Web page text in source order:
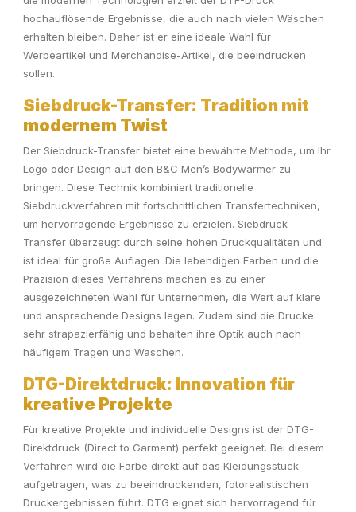
hochauflösende Ergebnisse, die auch nach vielen Wäschen
erhalten bleiben. Daher ist er eine ideale Wahl für
Werbeartikel und Merchandise-Artikel, die beeindrucken
sollen.
Siebdruck-Transfer: Tradition mit
modernem Twist
Der Siebdruck-Transfer bietet eine bewährte Methode, um Ihr
Logo oder Design auf den B&C Men’s Bodywarmer zu
bringen. Diese Technik kombiniert traditionelle
Siebdruckverfahren mit fortschrittlichen Transfertechniken,
um hervorragende Ergebnisse zu erzielen. Siebdruck-
Transfer überzeugt durch seine hohen Druckqualitäten und
ist ideal für große Auflagen. Die lebendigen Farben und die
Präzision dieses Verfahrens machen es zu einer
ausgezeichneten Wahl für Unternehmen, die Wert auf klare
und ansprechende Designs legen. Zudem sind die Drucke
sehr strapazierfähig und behalten ihre Optik auch nach
häufigem Tragen und Waschen.
DTG-Direktdruck: Innovation für
kreative Projekte
Für kreative Projekte und individuelle Designs ist der DTG-
Direktdruck (Direct to Garment) perfekt geeignet. Bei diesem
Verfahren wird die Farbe direkt auf das Kleidungsstück
aufgetragen, was zu beeindruckenden, fotorealistischen
Druckergebnissen führt. DTG eignet sich hervorragend für